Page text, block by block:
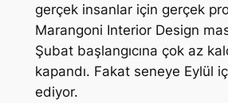
gerçek insanlar için gerçek
Marangoni Interior Design
Şubat başlangıcına çok az
kapandı. Fakat seneye Eylül
ediyor.